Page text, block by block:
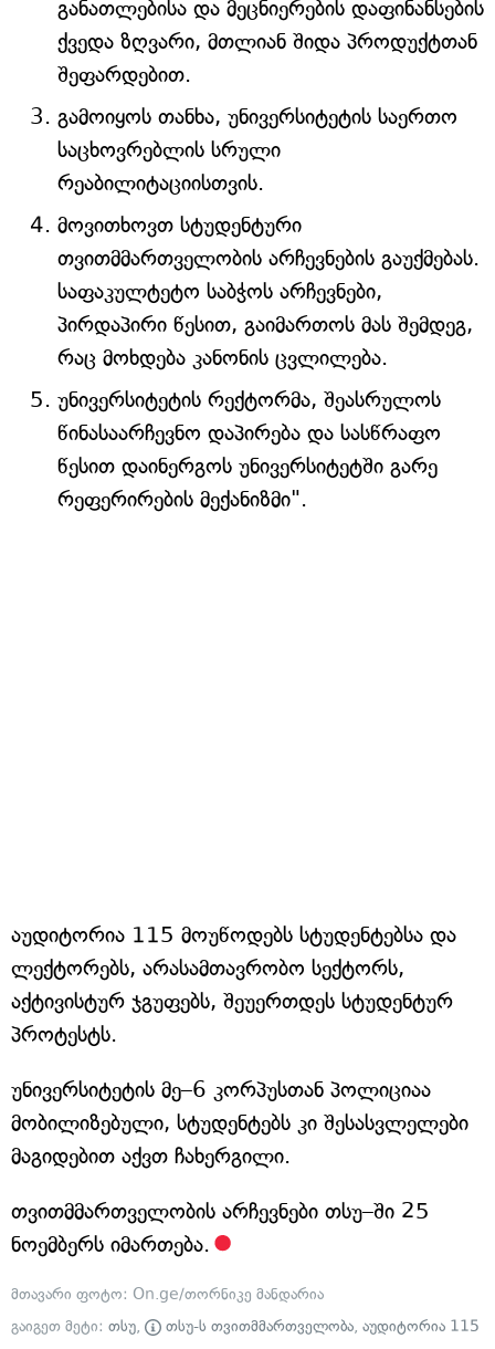
განათლებისა და მეცნიერების დაფინანსების
ქვედა ზღვარი, მთლიან შიდა პროდუქტთან
შეფარდებით.
გამოიყოს თანხა, უნივერსიტეტის საერთო
საცხოვრებლის სრული
რეაბილიტაციისთვის.
მოვითხოვთ სტუდენტური
თვითმმართველობის არჩევნების გაუქმებას.
საფაკულტეტო საბჭოს არჩევნები,
პირდაპირი წესით, გაიმართოს მას შემდეგ,
რაც მოხდება კანონის ცვლილება.
უნივერსიტეტის რექტორმა, შეასრულოს
წინასაარჩევნო დაპირება და სასწრაფო
წესით დაინერგოს უნივერსიტეტში გარე
რეფერირების მექანიზმი".
აუდიტორია 115 მოუწოდებს სტუდენტებსა და
ლექტორებს, არასამთავრობო სექტორს,
აქტივისტურ ჯგუფებს, შეუერთდეს სტუდენტურ
პროტესტს.
უნივერსიტეტის მე–6 კორპუსთან პოლიციაა
მობილიზებული, სტუდენტებს კი შესასვლელები
მაგიდებით აქვთ ჩახერგილი.
თვითმმართველობის არჩევნები თსუ–ში 25
ნოემბერს იმართება.
მთავარი ფოტო: On.ge/თორნიკე მანდარია
გაიგეთ მეტი: თსუ, თსუ-ს თვითმმართველობა, აუდიტორია 115